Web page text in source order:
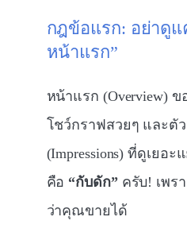
กฎข้อแรก: อย่าดูแ
หน้าแรก”
หน้าแรก (Overview) ข
โชว์กราฟสวยๆ และตั
(Impressions) ที่ดูเยอ
คือ “กับดัก” ครับ! เพร
ว่าคุณขายได้